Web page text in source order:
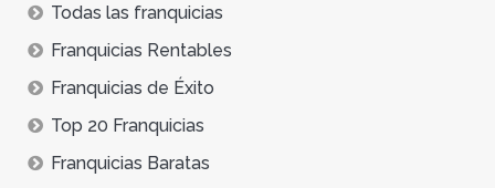
Todas las franquicias
Franquicias Rentables
Franquicias de Éxito
Top 20 Franquicias
Franquicias Baratas